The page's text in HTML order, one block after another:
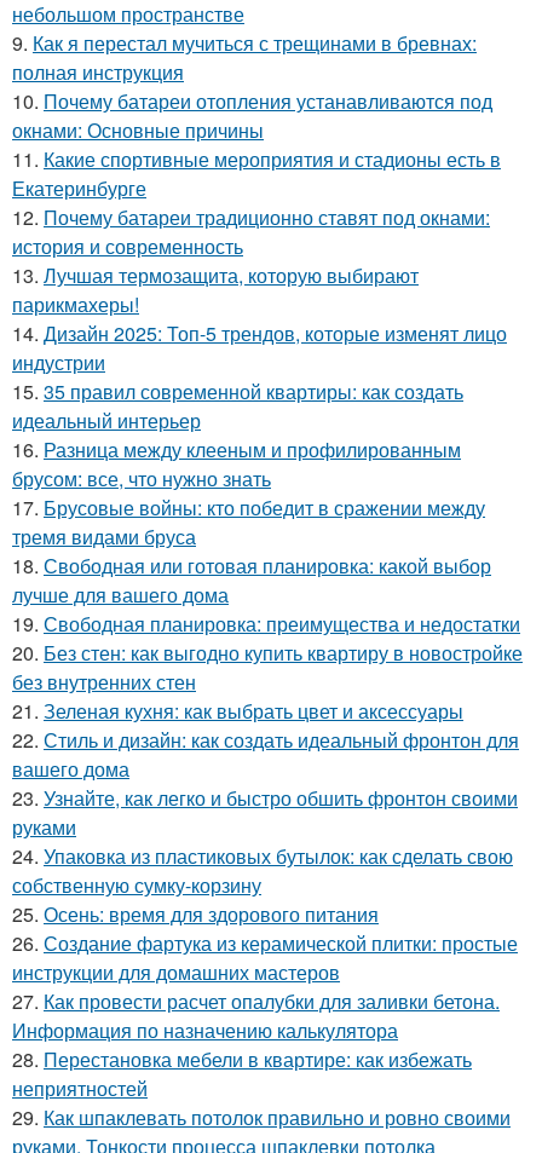
небольшом пространстве
9. Как я перестал мучиться с трещинами в бревнах:
полная инструкция
10. Почему батареи отопления устанавливаются под
окнами: Основные причины
11. Какие спортивные мероприятия и стадионы есть в
Екатеринбурге
12. Почему батареи традиционно ставят под окнами:
история и современность
13. Лучшая термозащита, которую выбирают
парикмахеры!
14. Дизайн 2025: Топ-5 трендов, которые изменят лицо
индустрии
15. 35 правил современной квартиры: как создать
идеальный интерьер
16. Разница между клееным и профилированным
брусом: все, что нужно знать
17. Брусовые войны: кто победит в сражении между
тремя видами бруса
18. Свободная или готовая планировка: какой выбор
лучше для вашего дома
19. Свободная планировка: преимущества и недостатки
20. Без стен: как выгодно купить квартиру в новостройке
без внутренних стен
21. Зеленая кухня: как выбрать цвет и аксессуары
22. Стиль и дизайн: как создать идеальный фронтон для
вашего дома
23. Узнайте, как легко и быстро обшить фронтон своими
руками
24. Упаковка из пластиковых бутылок: как сделать свою
собственную сумку-корзину
25. Осень: время для здорового питания
26. Создание фартука из керамической плитки: простые
инструкции для домашних мастеров
27. Как провести расчет опалубки для заливки бетона.
Информация по назначению калькулятора
28. Перестановка мебели в квартире: как избежать
неприятностей
29. Как шпаклевать потолок правильно и ровно своими
руками. Тонкости процесса шпаклевки потолка